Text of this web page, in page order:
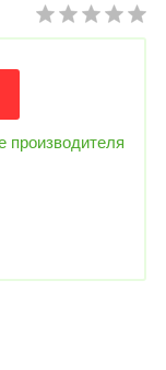
производителя